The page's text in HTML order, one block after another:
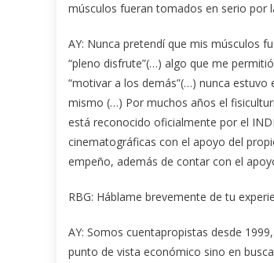
músculos fueran tomados en serio por
AY: Nunca pretendí que mis músculos
“pleno disfrute”(…) algo que me
“motivar a los demás”(…) nunca
mismo (…) Por muchos años el
está reconocido oficialmente por el
cinematográficas con el apoyo del
empeño, además de contar con el
RBG: Háblame brevemente de tu
AY: Somos cuentapropistas desde
punto de vista económico sino en